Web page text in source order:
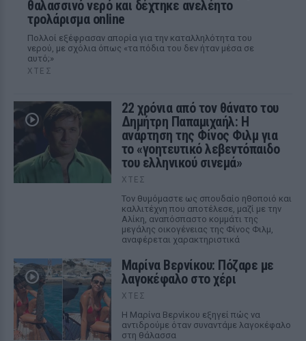
θαλασσινό νερό και δέχτηκε ανελέητο
τρολάρισμα online
Πολλοί εξέφρασαν απορία για την καταλληλότητα του
νερού, με σχόλια όπως «τα πόδια του δεν ήταν μέσα σε
αυτό;»
ΧΤΕΣ
22 χρόνια από τον θάνατο του
Δημήτρη Παπαμιχαήλ: Η
ανάρτηση της Φίνος Φιλμ για
το «γοητευτικό λεβεντόπαιδο
του ελληνικού σινεμά»
ΧΤΕΣ
Τον θυμόμαστε ως σπουδαίο ηθοποιό και
καλλιτέχνη που αποτέλεσε, μαζί με την
Αλίκη, αναπόσπαστο κομμάτι της
μεγάλης οικογένειας της Φίνος Φιλμ,
αναφέρεται χαρακτηριστικά
Μαρίνα Βερνίκου: Πόζαρε με
λαγοκέφαλο στο χέρι
ΧΤΕΣ
Η Μαρίνα Βερνίκου εξηγεί πώς να
αντιδρούμε όταν συναντάμε λαγοκέφαλο
στη θάλασσα